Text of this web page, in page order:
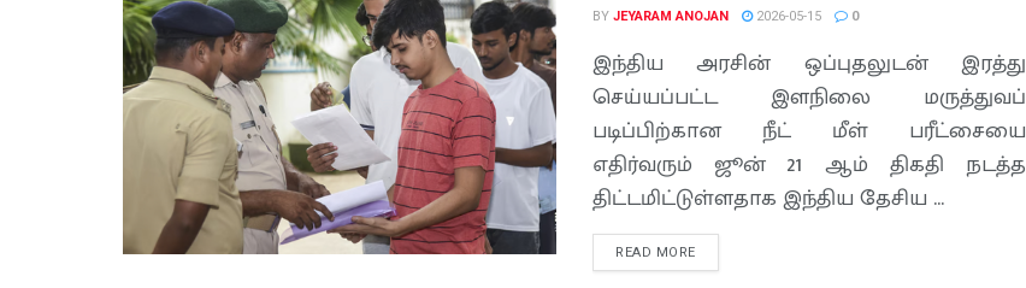
BY JEYARAM ANOJAN 2026-05-15 0
இந்திய அரசின் ஒப்புதலுடன் இரத்து
செய்யப்பட்ட இளநிலை மருத்துவப்
படிப்பிற்கான நீட் மீள் பரீட்சையை
எதிர்வரும் ஜூன் 21 ஆம் திகதி நடத்த
திட்டமிட்டுள்ளதாக இந்திய தேசிய ...
READ MORE